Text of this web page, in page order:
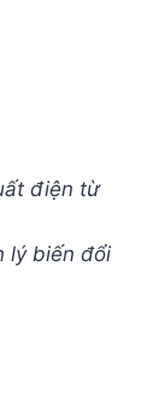
điện từ
lý biến đổi